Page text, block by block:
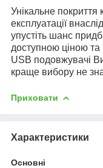
Унікальне покриття
експлуатації
упустіть шанс
доступною ціною та
USB подовжувачі
краще вибору не
Приховати
Характеристики
Основні